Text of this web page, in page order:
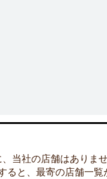
当社の店舗はありませ
ると、最寄の店舗一覧